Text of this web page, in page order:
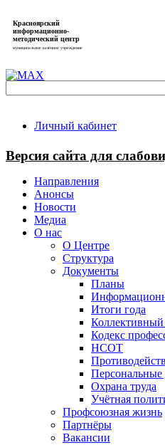
Красноярский
информационно-
методический центр
муниципальное казённое учреждение
Личный кабинет
Версия сайта для
Направления
Анонсы
Новости
Медиа
О нас
О Центре
Структура
Документы
Планы
Итоги года
Коллективный
Кодекс
НСОТ
Охрана труда
Учётная
Профсоюзная жизнь
Партнёры
Вакансии